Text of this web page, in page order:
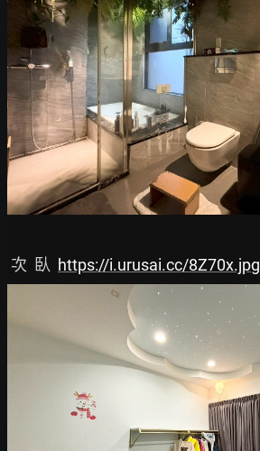
次  臥 https://i.urusai.cc/8Z70x.jpg